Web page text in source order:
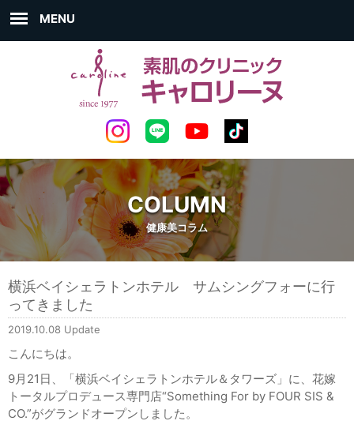
MENU
COLUMN
健康美コラム
横浜ベイシェラトンホテル サムシングフォーに行
ってきました
2019.10.08 Update
こんにちは。
9月21日、「横浜ベイシェラトンホテル＆タワーズ」に、花嫁
トータルプロデュース専門店“Something For by FOUR SIS &
CO.”がグランドオープンしました。